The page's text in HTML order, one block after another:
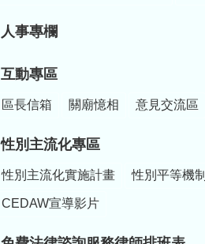
人事專欄
互動專區
區長信箱 關廟憶相 意見交流區
性別主流化專區
性別主流化實施計畫 性別平等機制
CEDAW宣導影片